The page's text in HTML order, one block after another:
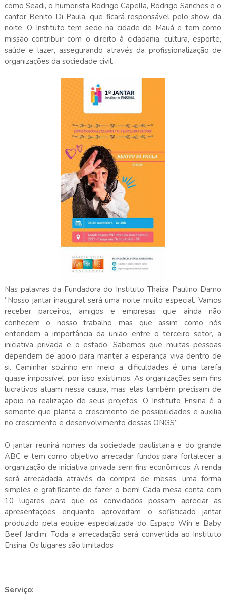
como Seadi, o humorista Rodrigo Capella, Rodrigo Sanches e o
cantor Benito Di Paula, que ficará responsável pelo show da
noite. O Instituto tem sede na cidade de Mauá e tem como
missão contribuir com o direito à cidadania, cultura, esporte,
saúde e lazer, assegurando através da profissionalização de
organizações da sociedade civil.
Nas palavras da Fundadora do Instituto Thaisa Paulino Damo
“Nosso jantar inaugural será uma noite muito especial. Vamos
receber parceiros, amigos e empresas que ainda não
conhecem o nosso trabalho mas que assim como nós
entendem a importância da união entre o terceiro setor, a
iniciativa privada e o estado. Sabemos que muitas pessoas
dependem de apoio para manter a esperança viva dentro de
si. Caminhar sozinho em meio a dificuldades é uma tarefa
quase impossível, por isso existimos. As organizações sem fins
lucrativos atuam nessa causa, mas elas também precisam de
apoio na realização de seus projetos. O Instituto Ensina é a
semente que planta o crescimento de possibilidades e auxilia
no crescimento e desenvolvimento dessas ONGS”.
O jantar reunirá nomes da sociedade paulistana e do grande
ABC e tem como objetivo arrecadar fundos para fortalecer a
organização de iniciativa privada sem fins econômicos. A renda
será arrecadada através da compra de mesas, uma forma
simples e gratificante de fazer o bem! Cada mesa conta com
10 lugares para que os convidados possam apreciar as
apresentações enquanto aproveitam o sofisticado jantar
produzido pela equipe especializada do Espaço Win e Baby
Beef Jardim. Toda a arrecadação será convertida ao Instituto
Ensina. Os lugares são limitados
Serviço: